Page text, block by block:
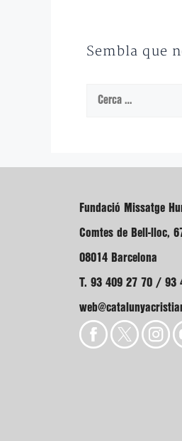
Sembla que
Cerca:
Fundació Missatge
Comtes de Bell-lloc,
08014 Barcelona
T. 93 409 27 70 / 93